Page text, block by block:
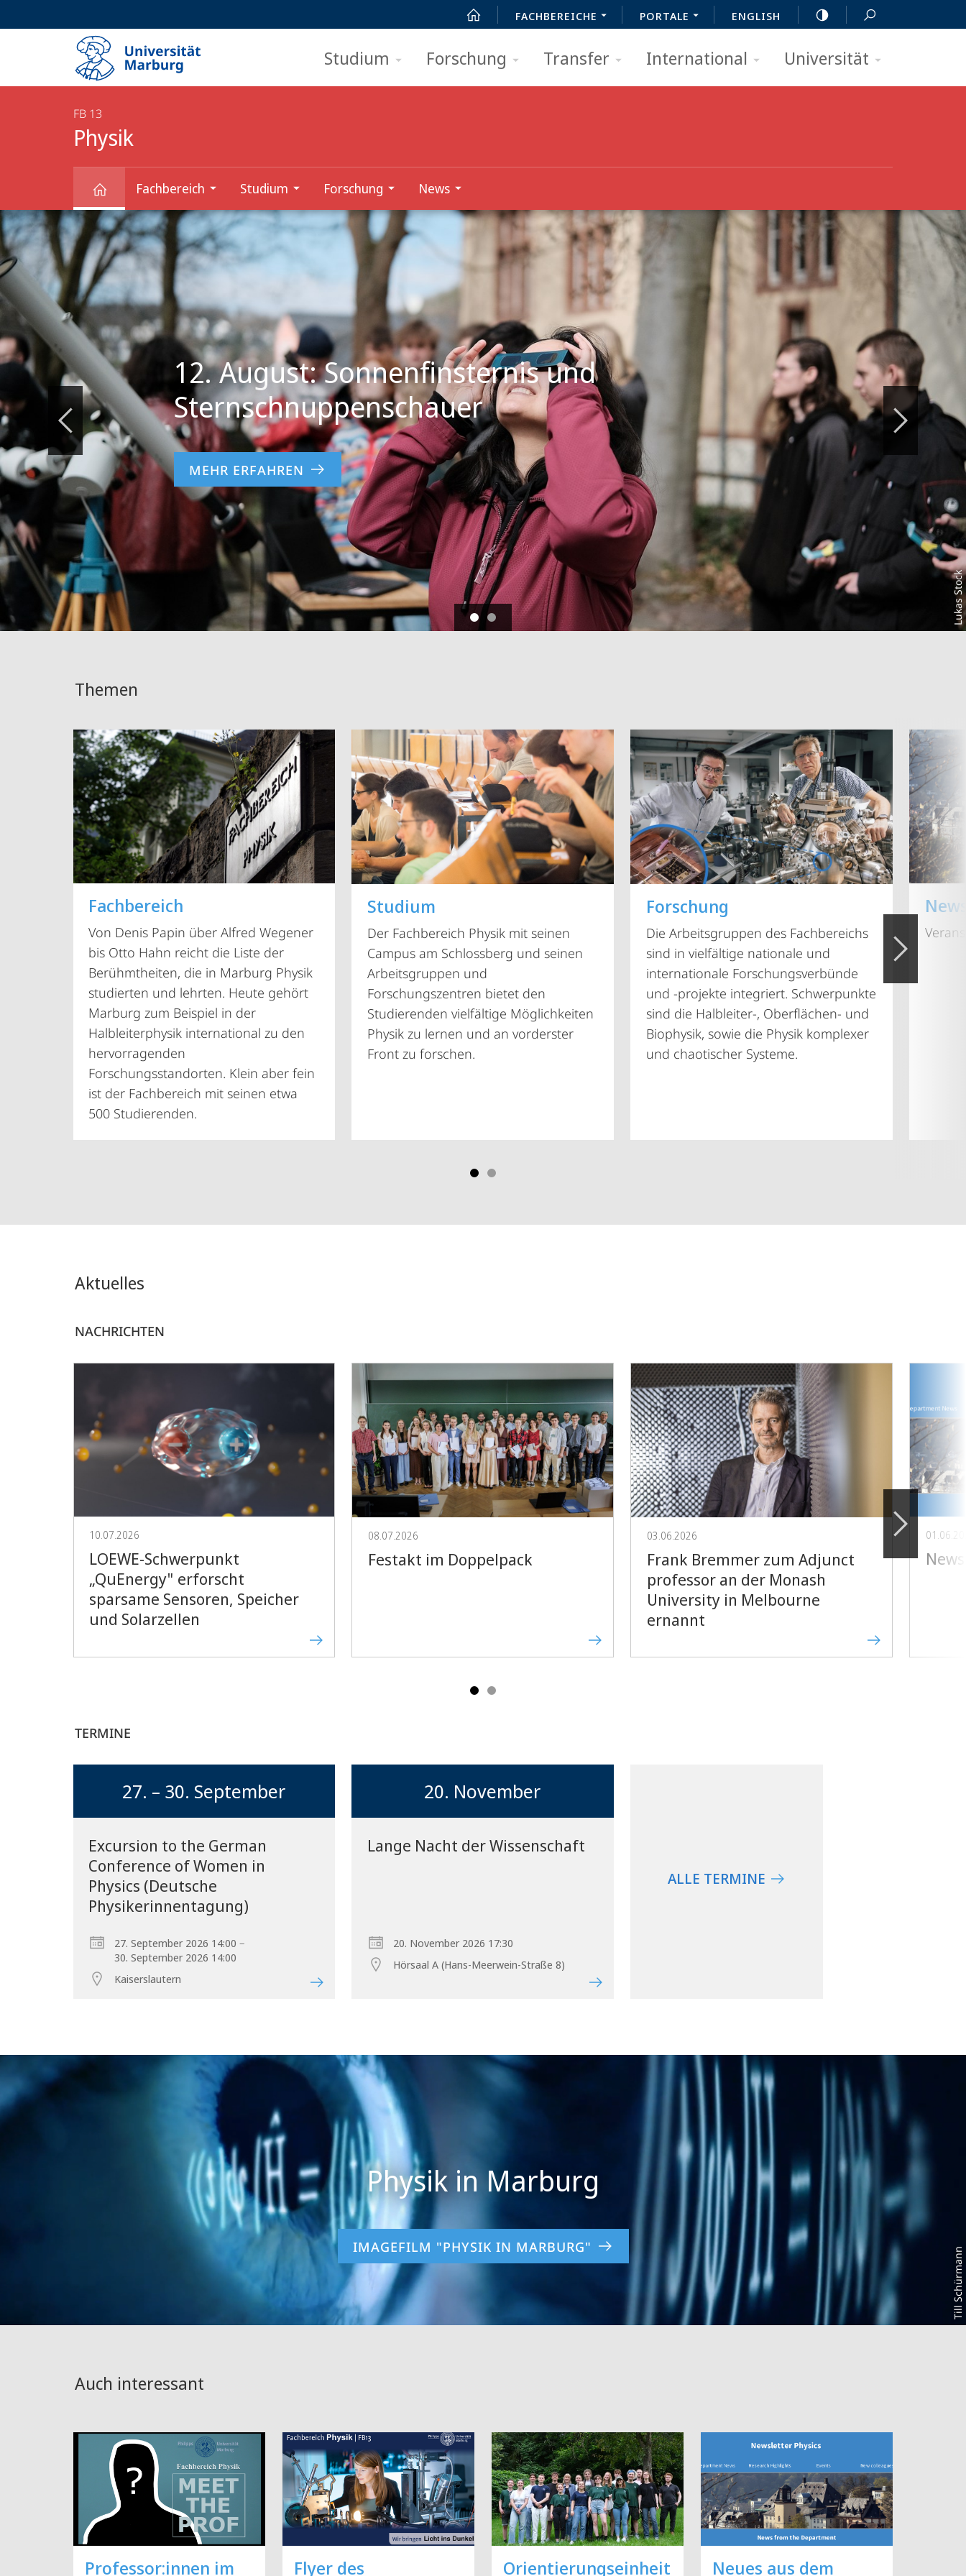
FACHBEREICHE PORTALE ENGLISH
Studium Forschung Transfer International Universität
FB 13
Physik
Physik
Fachbereich Studium Forschung News
Hauptinhalt
Lukas Stock
12. August: Sonnenfinsternis und
Sternschnuppenschauer
MEHR ERFAHREN
Vorblättern
Themen
Fachbereich
Von Denis Papin über Alfred Wegener
bis Otto Hahn reicht die Liste der
Berühmtheiten, die in Marburg Physik
studierten und lehrten. Heute gehört
Marburg zum Beispiel in der
Halbleiterphysik international zu den
hervorragenden
Forschungsstandorten. Klein aber fein
ist der Fachbereich mit seinen etwa
500 Studierenden.
Studium
Der Fachbereich Physik mit seinen
Campus am Schlossberg und seinen
Arbeitsgruppen und
Forschungszentren bietet den
Studierenden vielfältige Möglichkeiten
Physik zu lernen und an vorderster
Front zu forschen.
Forschung
Die Arbeitsgruppen des Fachbereichs
sind in vielfältige nationale und
internationale Forschungsverbünde
und -projekte integriert. Schwerpunkte
sind die Halbleiter-, Oberflächen- und
Biophysik, sowie die Physik komplexer
und chaotischer Systeme.
Aktuelles
NACHRICHTEN
10.07.2026
LOEWE-Schwerpunkt
„QuEnergy" erforscht
sparsame Sensoren, Speicher
und Solarzellen
08.07.2026
Festakt im Doppelpack
03.06.2026
Frank Bremmer zum Adjunct
professor an der Monash
University in Melbourne
ernannt
Vorblättern
TERMINE
27. – 30. September
Excursion to the German
Conference of Women in
Physics (Deutsche
Physikerinnentagung)
27. September 2026 14:00 –
30. September 2026 14:00
Kaiserslautern
20. November
Lange Nacht der Wissenschaft
20. November 2026 17:30
Hörsaal A (Hans-Meerwein-Straße 8)
ALLE TERMINE
Till Schürmann
IMAGEFILM "PHYSIK IN MARBURG"
Auch interessant
Professor:innen im Flyer des Orientierungseinheit Neues aus dem